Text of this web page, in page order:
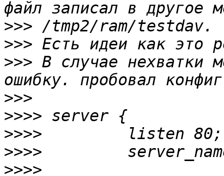
>>>
>>>
>>> В случае нехватки
>>>
>>>>
>>>>
>>>>
>>>>